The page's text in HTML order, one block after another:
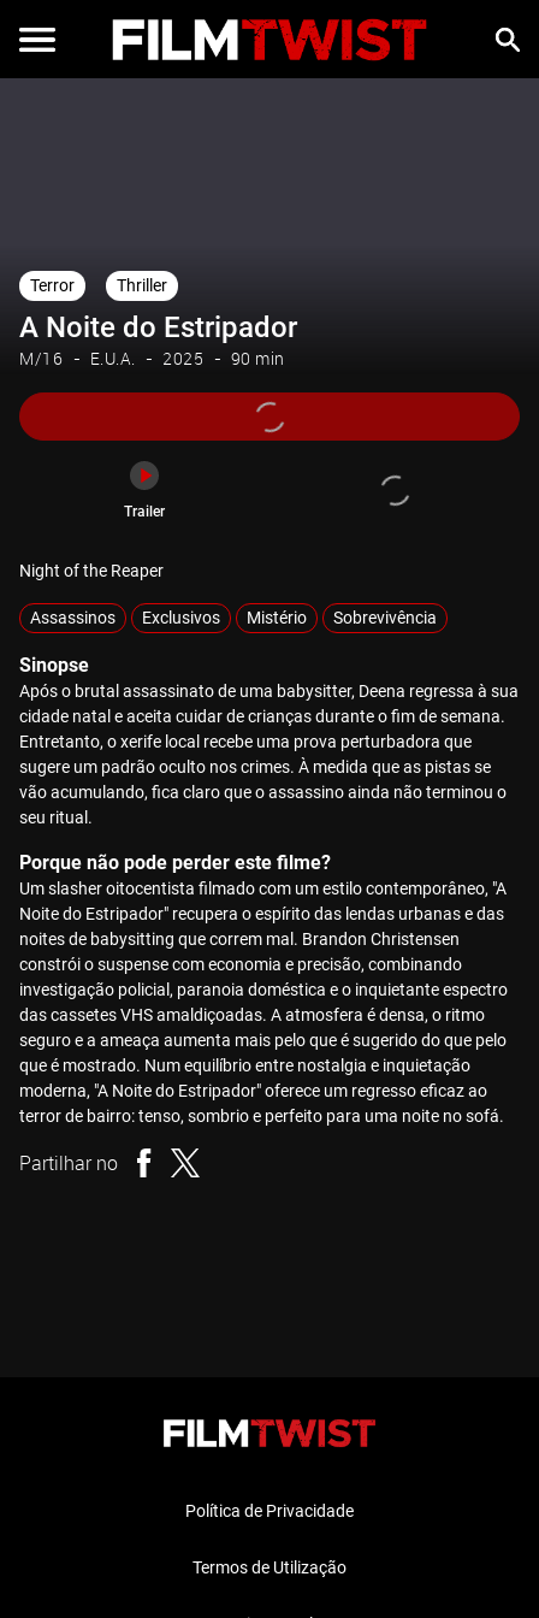
Terror Thriller
A Noite do Estripador
M/16 E.U.A. 2025 90 min
Trailer
Night of the Reaper
Assassinos Exclusivos Mistério Sobrevivência
Sinopse
Após o brutal assassinato de uma babysitter, Deena regressa à sua
cidade natal e aceita cuidar de crianças durante o fim de semana.
Entretanto, o xerife local recebe uma prova perturbadora que
sugere um padrão oculto nos crimes. À medida que as pistas se
vão acumulando, fica claro que o assassino ainda não terminou o
seu ritual.
Porque não pode perder este filme?
Um slasher oitocentista filmado com um estilo contemporâneo, "A
Noite do Estripador" recupera o espírito das lendas urbanas e das
noites de babysitting que correm mal. Brandon Christensen
constrói o suspense com economia e precisão, combinando
investigação policial, paranoia doméstica e o inquietante espectro
das cassetes VHS amaldiçoadas. A atmosfera é densa, o ritmo
seguro e a ameaça aumenta mais pelo que é sugerido do que pelo
que é mostrado. Num equilíbrio entre nostalgia e inquietação
moderna, "A Noite do Estripador" oferece um regresso eficaz ao
terror de bairro: tenso, sombrio e perfeito para uma noite no sofá.
Partilhar no
Política de Privacidade
Termos de Utilização